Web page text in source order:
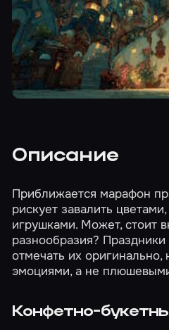
Описание
Приближается марафон
рискует завалить
игрушками. Может, стоит
разнообразия?
отмечать их оригинально,
эмоциями, а не
Конфетно-